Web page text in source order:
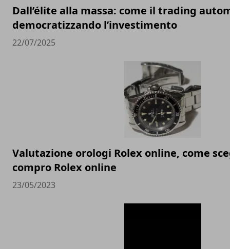
Dall’élite alla massa: come il trading
democratizzando l’investimento
22/07/2025
Valutazione orologi Rolex online, come
compro Rolex online
23/05/2023